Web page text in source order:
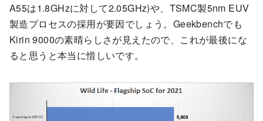
A55は1.8GHzに対して2.05GHz)や、TSMC製5nm EUV
製造プロセスの採用が要因でしょう。Geekbenchでも
Kirin 9000の素晴らしさが見えたので、これが最後にな
ると思うと本当に惜しいです。